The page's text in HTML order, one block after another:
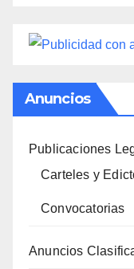
Anuncios
Publicaciones
Carteles y
Convocatorias
Anuncios